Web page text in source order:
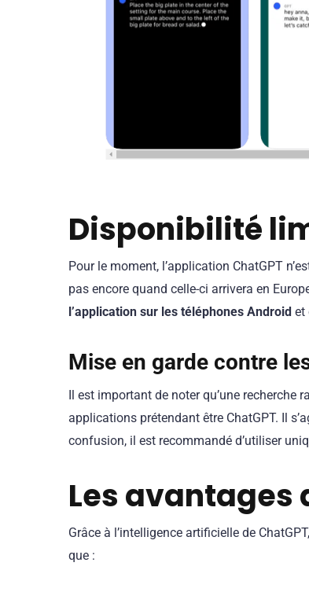
Disponibilité
Pour le moment, l’application ChatGPT
pas encore quand celle-ci arrivera en
l’application sur les téléphones Android et
Mise en garde contre
Il est important de noter qu’une recherche
applications prétendant être ChatGPT. Il
confusion, il est recommandé d’utiliser
Les avantages
Grâce à l’intelligence artificielle de
que :